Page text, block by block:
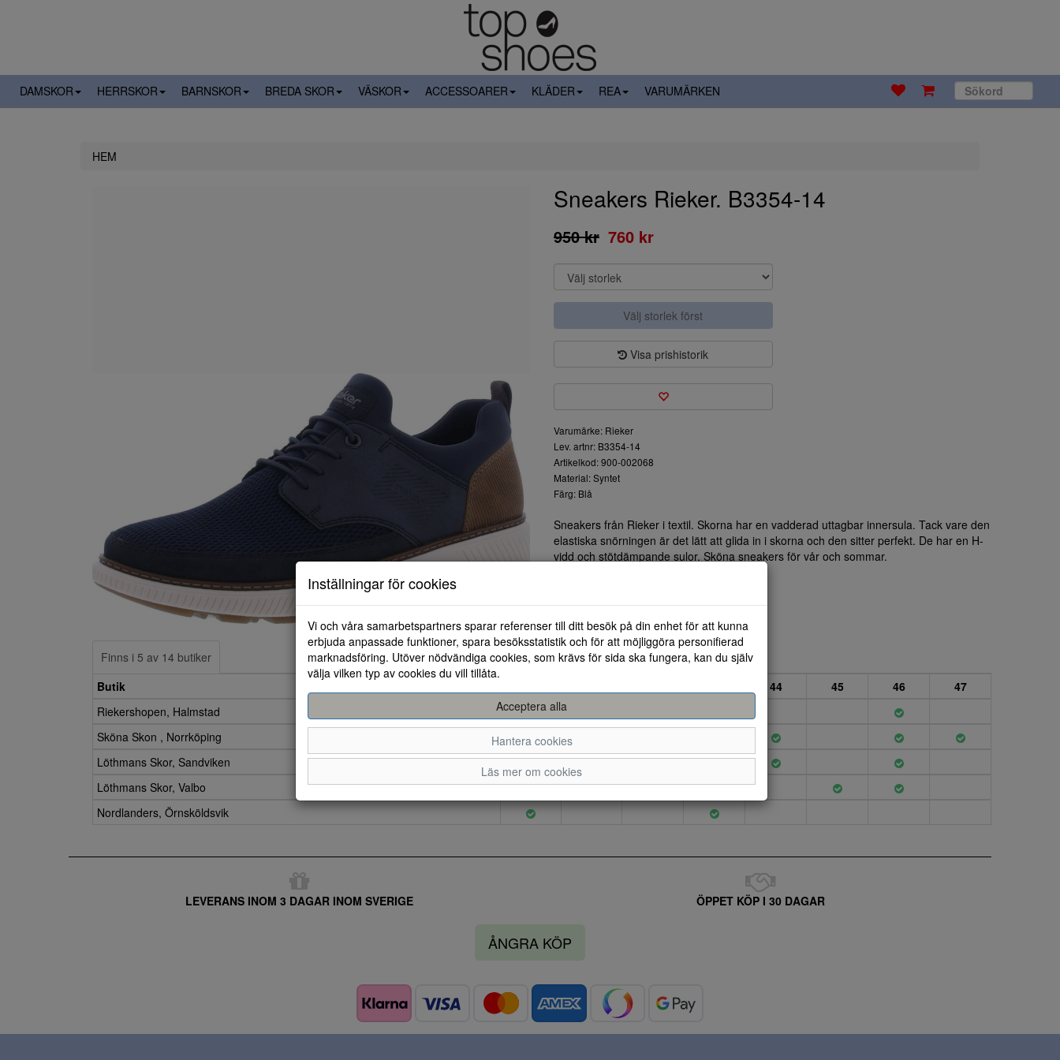
DAMSKOR HERRSKOR BARNSKOR BREDA SKOR VÄSKOR ACCESSOARER KLÄDER REA VARUMÄRKEN
HEM
Sneakers Rieker. B3354-14
950 kr 760 kr
Välj storlek först
Visa prishistorik
Varumärke: Rieker
Lev. artnr: B3354-14
Artikelkod: 900-002068
Material: Syntet
Färg: Blå
Sneakers från Rieker i textil. Skorna har en vadderad uttagbar innersula. Tack vare den
elastiska snörningen är det lätt att glida in i skorna och den sitter perfekt. De har en H-
vidd och stötdämpande sulor. Sköna sneakers för vår och sommar.
Finns i 5 av 14 butiker
Butik
44 45 46
47
Riekershopen, Halmstad
Sköna Skon , Norrköping
Löthmans Skor, Sandviken
Löthmans Skor, Valbo
Nordlanders, Örnsköldsvik
LEVERANS INOM 3 DAGAR INOM SVERIGE ÖPPET KÖP I 30 DAGAR
ÅNGRA KÖP
Inställningar för cookies
Vi och våra samarbetspartners sparar referenser till ditt besök på din enhet för att kunna
erbjuda anpassade funktioner, spara besöksstatistik och för att möjliggöra personifierad
marknadsföring. Utöver nödvändiga cookies, som krävs för sida ska fungera, kan du själv
välja vilken typ av cookies du vill tillåta.
Acceptera alla
Hantera cookies
Läs mer om cookies